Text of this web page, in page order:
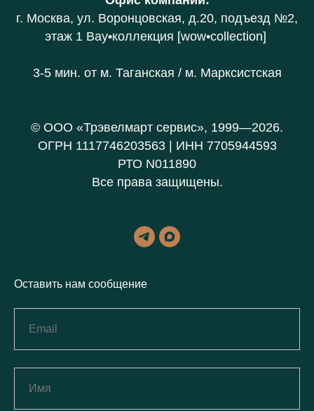
г. Москва, ул. Воронцовская, д.20, подъезд №2,
этаж 1 Вау•коллекция [wow•collection]
3-5 мин. от м. Таганская / м. Марксистская
© ООО «Трэвелмарт сервис», 1999—2026.
ОГРН 1117746203563 | ИНН 7705944593
РТО N011890
Все права защищены.
Оставить нам сообщение